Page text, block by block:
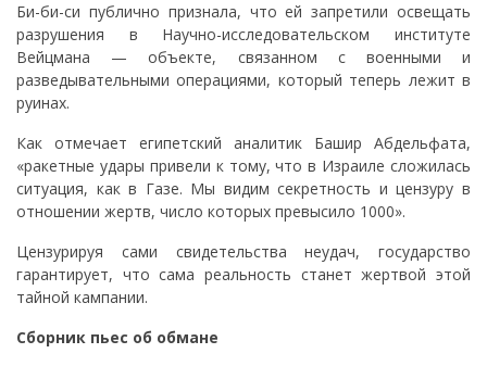
Би-би-си публично признала, что ей запретили освещать
разрушения в Научно-исследовательском институте
Вейцмана — объекте, связанном с военными и
разведывательными операциями, который теперь лежит в
руинах.
Как отмечает египетский аналитик Башир Абдельфата,
«ракетные удары привели к тому, что в Израиле сложилась
ситуация, как в Газе. Мы видим секретность и цензуру в
отношении жертв, число которых превысило 1000».
Цензурируя сами свидетельства неудач, государство
гарантирует, что сама реальность станет жертвой этой
тайной кампании.
Сборник пьес об обмане